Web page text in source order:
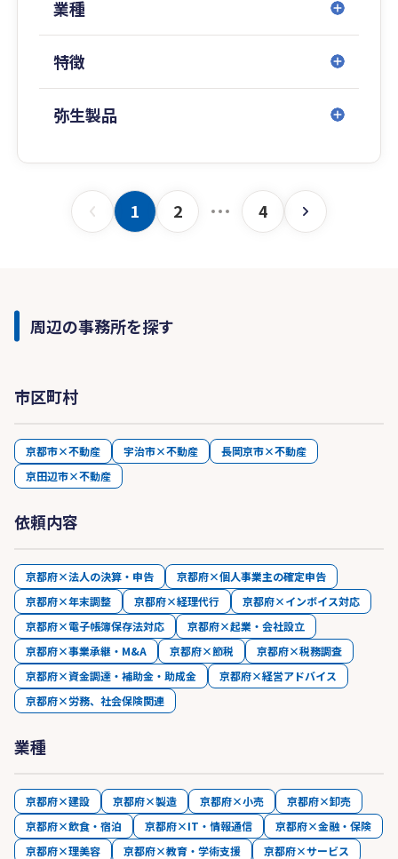
業種
特徴
弥生製品
1 2 4
周辺の事務所を探す
市区町村
京都市×不動産 宇治市×不動産
長岡京市×不動産
京田辺市×不動産
依頼内容
京都府×法人の決算・申告
京都府×個人事業主の確定申告
京都府×年末調整
京都府×経理代行
京都府×インボイス対応
京都府×電子帳簿保存法対応
京都府×起業・会社設立
京都府×事業承継・M&A
京都府×節税
京都府×税務調査
京都府×資金調達・補助金・助成金
京都府×経営アドバイス
京都府×労務、社会保険関連
業種
京都府×建設 京都府×製造 京都府×小売
京都府×卸売
京都府×飲食・宿泊
京都府×IT・情報通信
京都府×金融・保険
京都府×理美容
京都府×教育・学術支援
京都府×サービス